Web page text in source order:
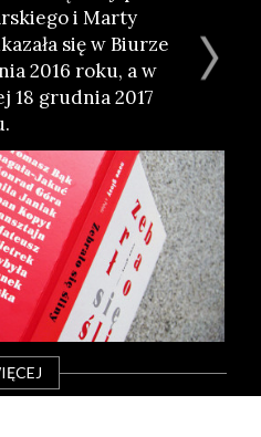
i Mar­ty
się w Biu­rze
2016 roku, a w
grud­nia 2017